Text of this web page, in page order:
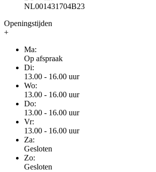
NL001431704B23
Openingstijden
+
Ma:
Op afspraak
Di:
13.00 - 16.00 uur
Wo:
13.00 - 16.00 uur
Do:
13.00 - 16.00 uur
Vr:
13.00 - 16.00 uur
Za:
Gesloten
Zo:
Gesloten